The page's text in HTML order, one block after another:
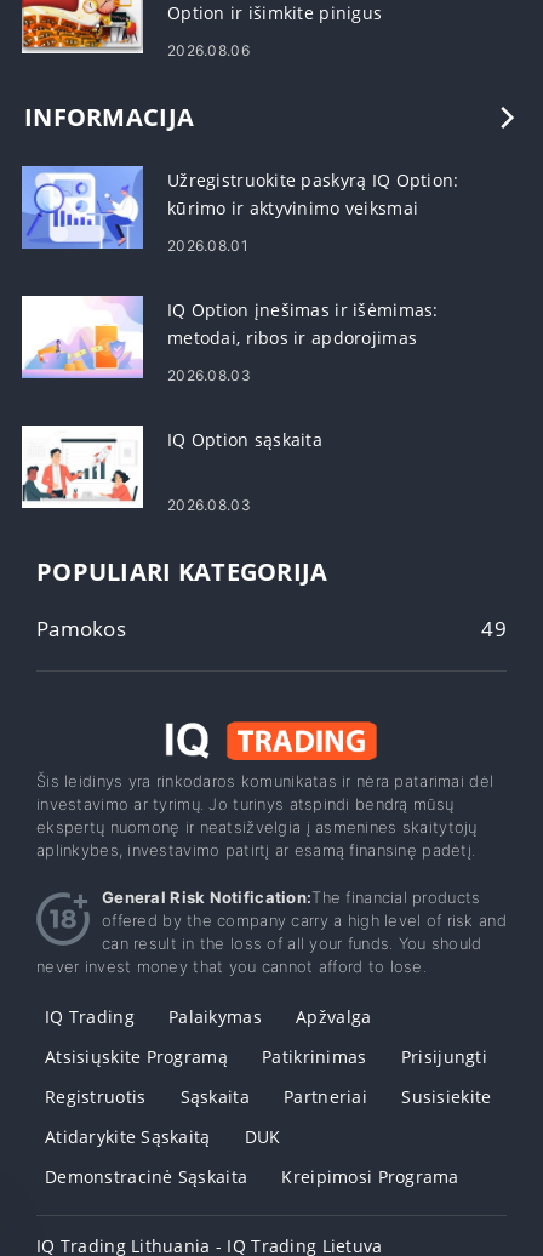
Option ir išimkite pinigus
2026.08.06
INFORMACIJA
Užregistruokite paskyrą IQ Option:
kūrimo ir aktyvinimo veiksmai
2026.08.01
IQ Option įnešimas ir išėmimas:
metodai, ribos ir apdorojimas
2026.08.03
IQ Option sąskaita
2026.08.03
POPULIARI KATEGORIJA
Pamokos 49
Šis leidinys yra rinkodaros komunikatas ir nėra patarimai dėl
investavimo ar tyrimų. Jo turinys atspindi bendrą mūsų
ekspertų nuomonę ir neatsižvelgia į asmenines skaitytojų
aplinkybes, investavimo patirtį ar esamą finansinę padėtį.
General Risk Notification:The financial products
offered by the company carry a high level of risk and
can result in the loss of all your funds. You should
never invest money that you cannot afford to lose.
IQ Trading Palaikymas
Apžvalga
Atsisiųskite Programą
Patikrinimas
Prisijungti
Registruotis
Sąskaita Partneriai
Susisiekite
Atidarykite Sąskaitą
DUK
Demonstracinė Sąskaita
Kreipimosi Programa
IQ Trading Lithuania - IQ Trading Lietuva